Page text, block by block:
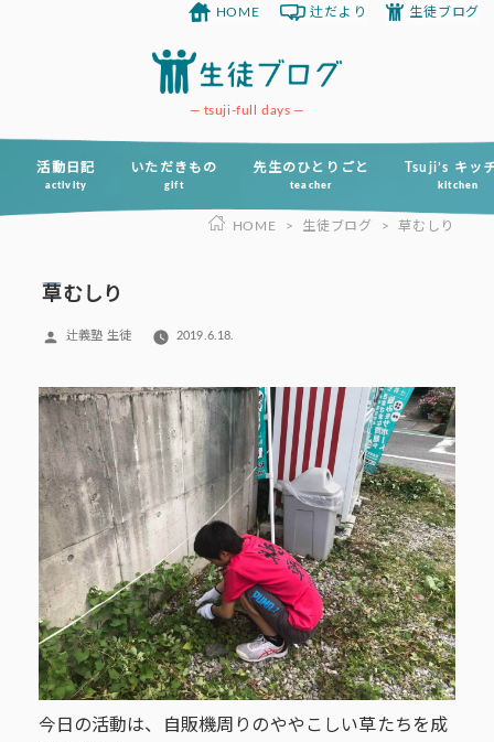
ツ
tsuji-full days
活動日記
activity
いただきもの
gift
先生のひとりごと
teacher
Tsuji’s キッ
kitchen
HOME 辻だより 生徒ブログ
HOME > 生徒ブログ > 草むしり
草むしり
投
辻義塾 生徒 2019.6.18.
今日の活動は、自販機周りのややこしい草たちを成